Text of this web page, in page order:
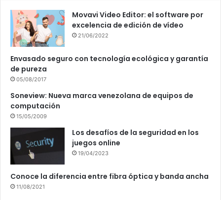
Movavi Video Editor: el software por
excelencia de edición de vídeo
21/06/2022
Envasado seguro con tecnología ecológica y garantía
de pureza
05/08/2017
Soneview: Nueva marca venezolana de equipos de
computación
15/05/2009
Los desafíos de la seguridad en los
juegos online
19/04/2023
Conoce la diferencia entre fibra óptica y banda ancha
11/08/2021